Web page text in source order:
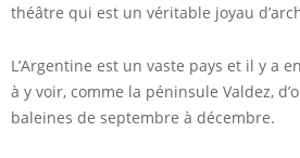
théâtre qui est un véritable joyau
L’Argentine est un vaste pays et il y a
à y voir, comme la péninsule Valdez,
baleines de septembre à décembre.